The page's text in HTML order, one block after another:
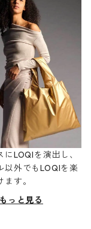
にLOQIを演出し、
以外でもLOQIを楽
ます。
もっと見る